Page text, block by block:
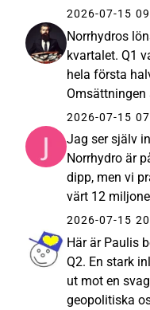
situationen
den närmaste
intervjun satt
2026-07-15
Norrhydros
kvartalet. Q1
hela första
Omsättningen
kvartalet
reagerade
2026-07-15
Jag ser själv
Norrhydro är
dipp, men vi
värt 12
så det
och att
2026-07-15
Här är Paulis
Q2. En stark
ut mot en
geopolitiska